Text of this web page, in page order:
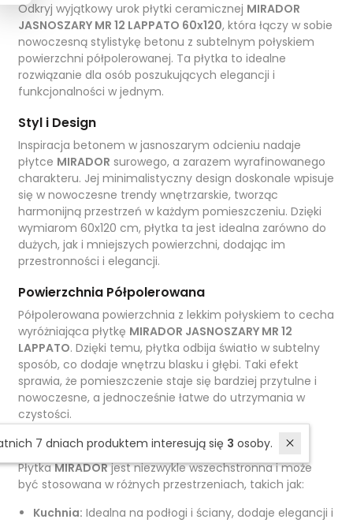
Odkryj wyjątkowy urok płytki ceramicznej MIRADOR
JASNOSZARY MR 12 LAPPATO 60x120, która łączy w sobie
nowoczesną stylistykę betonu z subtelnym połyskiem
powierzchni półpolerowanej. Ta płytka to idealne
rozwiązanie dla osób poszukujących elegancji i
funkcjonalności w jednym.
Styl i Design
Inspiracja betonem w jasnoszarym odcieniu nadaje
płytce MIRADOR surowego, a zarazem wyrafinowanego
charakteru. Jej minimalistyczny design doskonale wpisuje
się w nowoczesne trendy wnętrzarskie, tworząc
harmonijną przestrzeń w każdym pomieszczeniu. Dzięki
wymiarom 60x120 cm, płytka ta jest idealna zarówno do
dużych, jak i mniejszych powierzchni, dodając im
przestronności i elegancji.
Powierzchnia Półpolerowana
Półpolerowana powierzchnia z lekkim połyskiem to cecha
wyróżniająca płytkę MIRADOR JASNOSZARY MR 12
LAPPATO. Dzięki temu, płytka odbija światło w subtelny
sposób, co dodaje wnętrzu blasku i głębi. Taki efekt
sprawia, że pomieszczenie staje się bardziej przytulne i
nowoczesne, a jednocześnie łatwe do utrzymania w
czystości.
Wszechstronne Zastosowanie
PłytkaMIRADORjest niezwykle wszechstronna i może
być stosowana w różnych przestrzeniach, takich jak:
Kuchnia: Idealna na podłogi i ściany, dodaje elegancji i
W ostatnich 7 dniach produktem interesują się3 osoby.